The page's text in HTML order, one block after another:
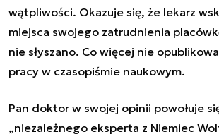
wątpliwości. Okazuje się, że lekarz
miejsca swojego zatrudnienia
nie słyszano. Co więcej nie
pracy w czasopiśmie naukowym.
Pan doktor w swojej opinii powołuje
„niezależnego eksperta z Niemiec